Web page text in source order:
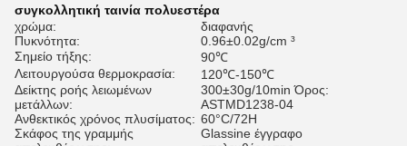
συγκολλητική ταινία πολυεστέρα
χρώμα:
διαφανής
Πυκνότητα:
0.96±0.02g/cm ³
Σημείο τήξης:
90℃
Λειτουργούσα θερμοκρασία:
120℃-150℃
Δείκτης ροής λειωμένων
μετάλλων:
300±30g/10min Όρος:
ASTMD1238-04
Ανθεκτικός χρόνος πλυσίματος: 60°C/72H
Σκάφος της γραμμής
Glassine έγγραφο